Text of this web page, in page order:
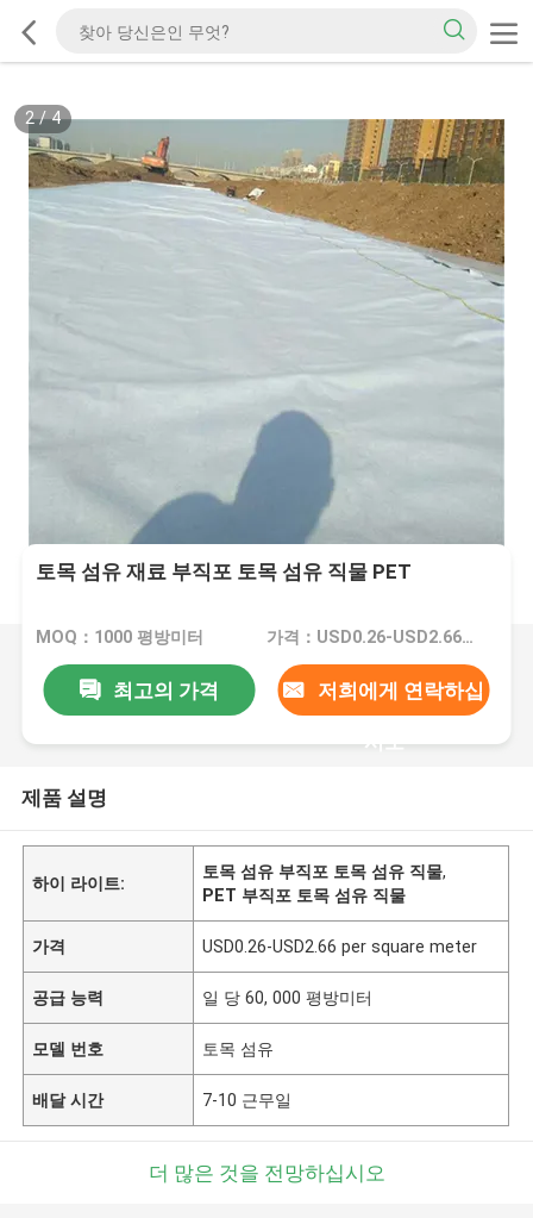
2/4
토목 섬유 재료 부직포 토목 섬유 직물 PET
MOQ：1000 평방미터 가격：USD0.26-USD2.66 per square meter
최고의 가격 저희에게 연락하십
시오
제품 설명
하이 라이트:
토목 섬유 부직포 토목 섬유 직물,
PET 부직포 토목 섬유 직물
가격 USD0.26-USD2.66 per square meter
공급 능력 일 당 60, 000 평방미터
모델 번호 토목 섬유
배달 시간 7-10 근무일
더 많은 것을 전망하십시오